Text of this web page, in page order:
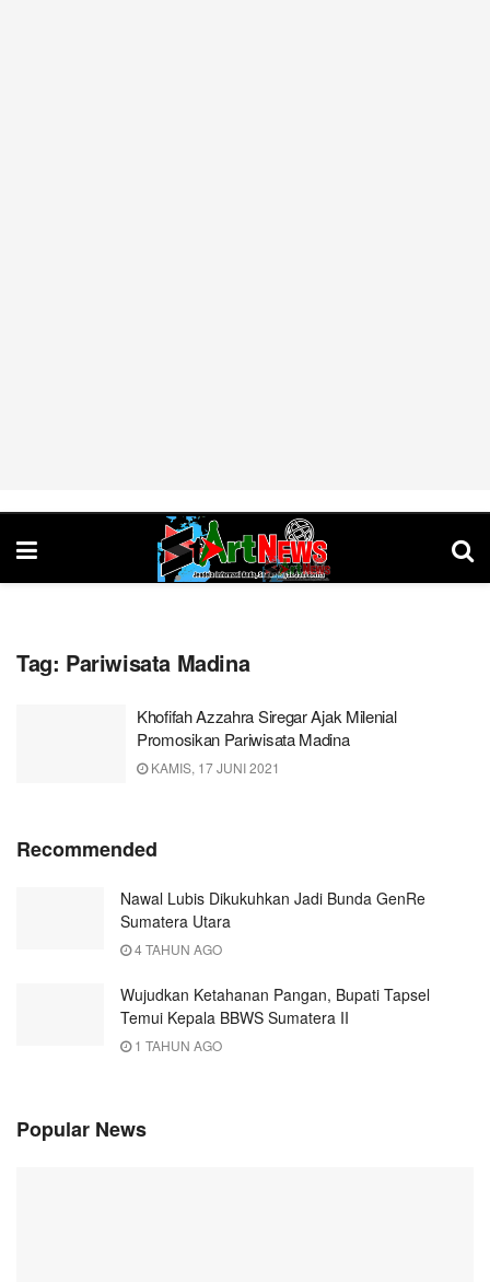
Tag: Pariwisata Madina
Khofifah Azzahra Siregar Ajak Milenial
Promosikan Pariwisata Madina
KAMIS, 17 JUNI 2021
Recommended
Nawal Lubis Dikukuhkan Jadi Bunda GenRe
Sumatera Utara
4 TAHUN AGO
Wujudkan Ketahanan Pangan, Bupati Tapsel
Temui Kepala BBWS Sumatera II
1 TAHUN AGO
Popular News